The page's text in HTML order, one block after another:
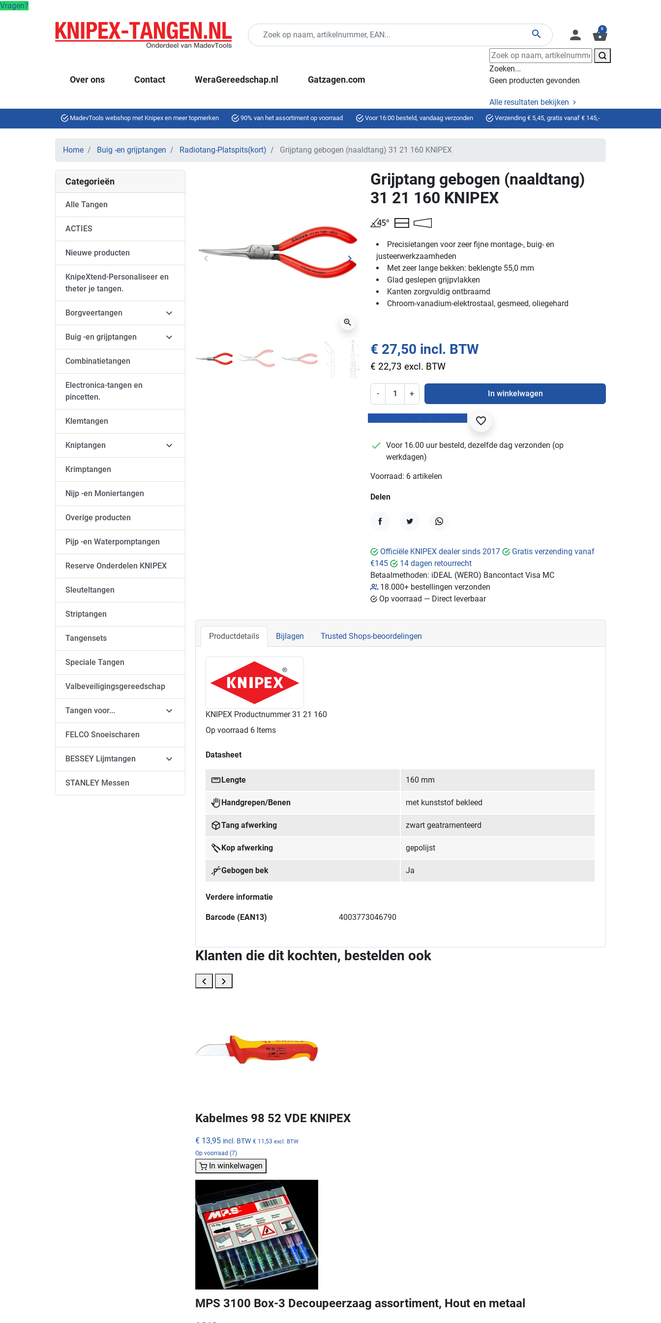
Vragen?
search person shopping_basket
0
Over ons Contact WeraGereedschap.nl Gatzagen.com
Zoeken...
Geen producten gevonden
Alle resultaten bekijken
MadevTools webshop met Knipex en meer topmerken 90% van het assortiment op voorraad Voor 16:00 besteld, vandaag verzonden Verzending € 5,45, gratis vanaf € 145,-
Home Buig -en grijptangen Radiotang-Platspits(kort) Grijptang gebogen (naaldtang) 31 21 160 KNIPEX
Categorieën
Alle Tangen
ACTIES
Nieuwe producten
KnipeXtend-Personaliseer en
theter je tangen.
Borgveertangen 
Buig -en grijptangen 
Combinatietangen
Electronica-tangen en
pincetten.
Klemtangen
Kniptangen 
Krimptangen
Nijp -en Moniertangen
Overige producten
Pijp -en Waterpomptangen
Reserve Onderdelen KNIPEX
Sleuteltangen
Striptangen
Tangensets
Speciale Tangen
Valbeveiligingsgereedschap
Tangen voor... 
FELCO Snoeischaren
BESSEY Lijmtangen 
STANLEY Messen
Vorige
keyboard_arrow_left Volgende
keyboard_arrow_right
zoom_in
Grijptang gebogen (naaldtang)
31 21 160 KNIPEX
Precisietangen voor zeer fijne montage-, buig- en
justeerwerkzaamheden
Met zeer lange bekken: beklengte 55,0 mm
Glad geslepen grijpvlakken
Kanten zorgvuldig ontbraamd
Chroom-vanadium-elektrostaal, gesmeed, oliegehard
€ 27,50 incl. BTW
€ 22,73 excl. BTW
- + In winkelwagen
favorite_border
checkmark
Voor 16.00 uur besteld, dezelfde dag verzonden (op
werkdagen)
Voorraad: 6 artikelen
Delen
Officiële KNIPEX dealer sinds 2017
Gratis verzending vanaf
€145
14 dagen retourrecht
Betaalmethoden: iDEAL (WERO) Bancontact Visa MC
18.000+ bestellingen verzonden
Op voorraad — Direct leverbaar
Productdetails Bijlagen Trusted Shops-beoordelingen
KNIPEX Productnummer 31 21 160
Op voorraad 6 Items
Datasheet
Lengte 160 mm
Handgrepen/Benen met kunststof bekleed
Tang afwerking zwart geatramenteerd
Kop afwerking gepolijst
Gebogen bek Ja
Verdere informatie
Barcode (EAN13) 4003773046790
Klanten die dit kochten, bestelden ook
Kabelmes 98 52 VDE KNIPEX
€ 13,95 incl. BTW € 11,53 excl. BTW
Op voorraad (7)
In winkelwagen
MPS 3100 Box-3 Decoupeerzaag assortiment, Hout en metaal